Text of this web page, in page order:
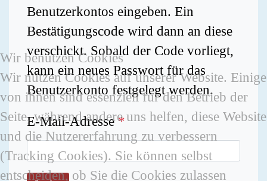
Benutzerkontos eingeben. Ein
Bestätigungscode wird dann an diese
verschickt. Sobald der Code vorliegt,
kann ein neues Passwort für das
Benutzerkonto festgelegt werden.
E-Mail-Adresse*
Wir benutzen Cookies
Wir nutzen Cookies auf unserer Website. Einige
von ihnen sind essenziell für den Betrieb der
Seite, während andere uns helfen, diese Website
und die Nutzererfahrung zu verbessern
(Tracking Cookies). Sie können selbst
entscheiden, ob Sie die Cookies zulassen